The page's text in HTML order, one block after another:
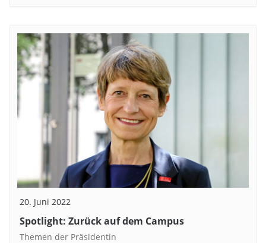
20. Juni 2022
Spotlight: Zurück auf dem Campus
Themen der Präsidentin